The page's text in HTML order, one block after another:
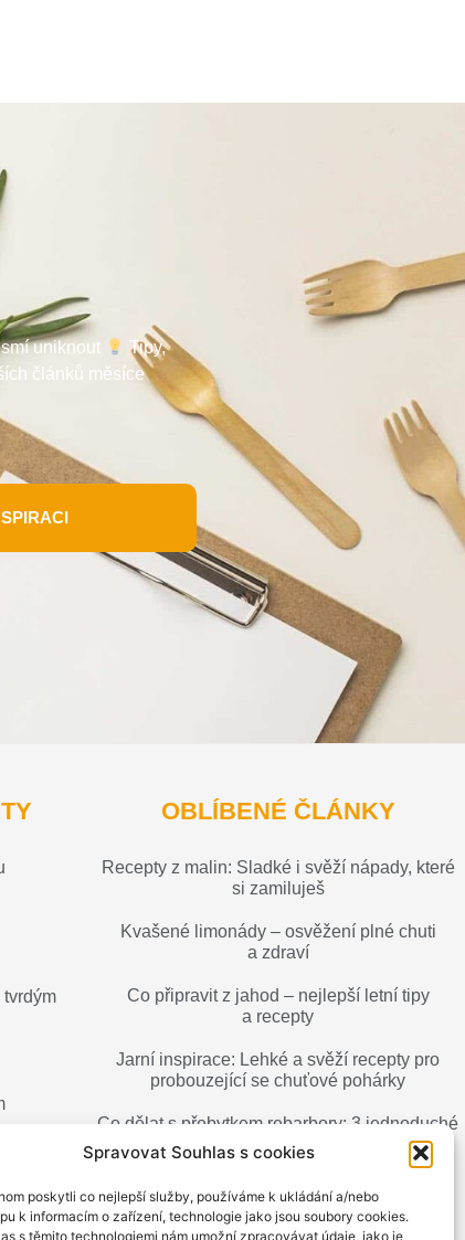
Spravovat Souhlas s cookies
poskytli co nejlepší služby, používáme k ukládání a/nebo
k informacím o zařízení, technologie jako jsou soubory cookies.
s těmito technologiemi nám umožní zpracovávat údaje, jako je
uniknout
Tipy,
článků měsíce
OBLÍBENÉ ČLÁNKY
Recepty z malin: Sladké i svěží nápady, které
si zamiluješ
Kvašené limonády – osvěžení plné chuti
a zdraví
Co připravit z jahod – nejlepší letní tipy
a recepty
Jarní inspirace: Lehké a svěží recepty pro
probouzející se chuťové pohárky
Co dělat s přebytkem rebarbory: 3 jednoduché
nápady, jak ji chutně využít
Pečení s tvarohem: lehké dezerty, které tě
nadchnou